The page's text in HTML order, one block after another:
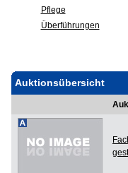
Pflege
Überführungen
Auktionsübersicht